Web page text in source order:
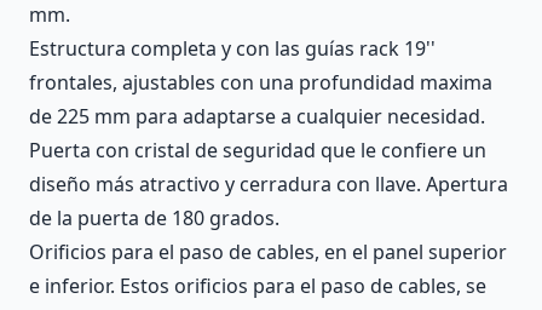
mm.
Estructura completa y con las guías rack 19''
frontales, ajustables con una profundidad maxima
de 225 mm para adaptarse a cualquier necesidad.
Puerta con cristal de seguridad que le confiere un
diseño más atractivo y cerradura con llave. Apertura
de la puerta de 180 grados.
Orificios para el paso de cables, en el panel superior
e inferior. Estos orificios para el paso de cables, se